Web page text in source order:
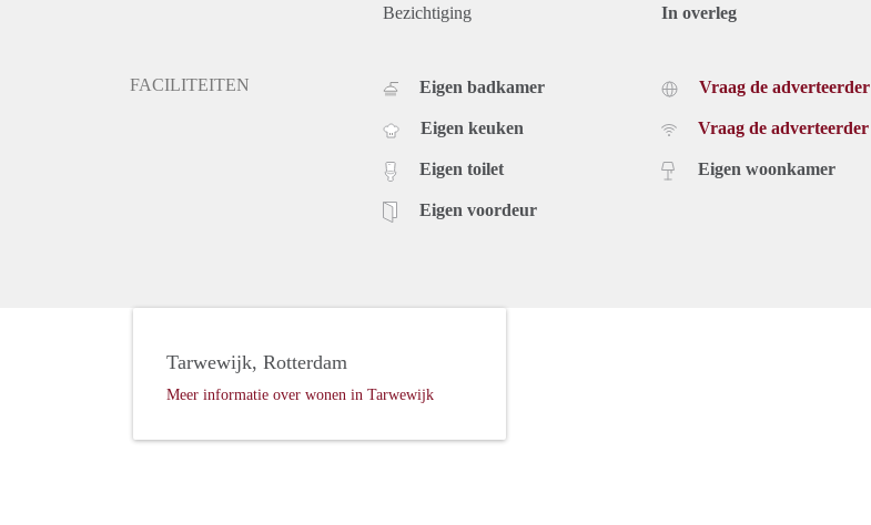
Bezichtiging In overleg
FACILITEITEN Eigen badkamer
Eigen keuken
Eigen toilet
Eigen voordeur
Vraag de adverteerder
Vraag de adverteerder
Eigen woonkamer
Tarwewijk, Rotterdam
Meer informatie over wonen in Tarwewijk